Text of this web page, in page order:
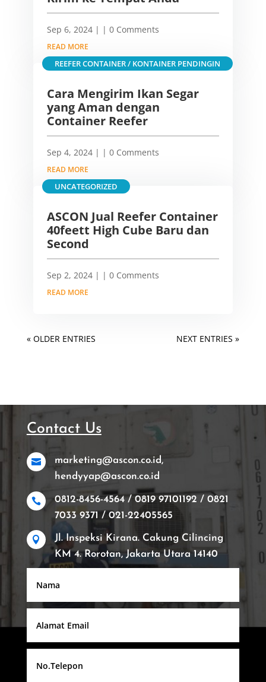
Sep 6, 2024| | 0 Comments
READ MORE
Cara Mengirim Ikan Segar
yang Aman dengan
Container Reefer
Sep 4, 2024|
REEFER CONTAINER / KONTAINER PENDINGIN
| 0 Comments
READ MORE
ASCON Jual Reefer Container
40feett High Cube Baru dan
Second
Sep 2, 2024|
UNCATEGORIZED
| 0 Comments
READ MORE
« OLDER ENTRIES NEXT ENTRIES »
Contact Us

marketing@ascon.co.id,
hendyyap@ascon.co.id

0812-8456-4564 / 0819 97101192 / 0821
7033 9371 / 021-22405565

Jl. Inspeksi Kirana. Cakung Cilincing
KM 4. Rorotan, Jakarta Utara 14140